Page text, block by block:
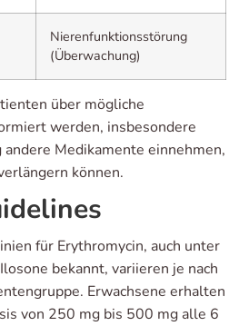
Nierenfunktionsstörung
(Überwachung)
über mögliche
werden, insbesondere
Medikamente einnehmen,
können.
für Erythromycin, auch unter
bekannt, variieren je nach
Erwachsene erhalten
von 250 mg bis 500 mg alle 6